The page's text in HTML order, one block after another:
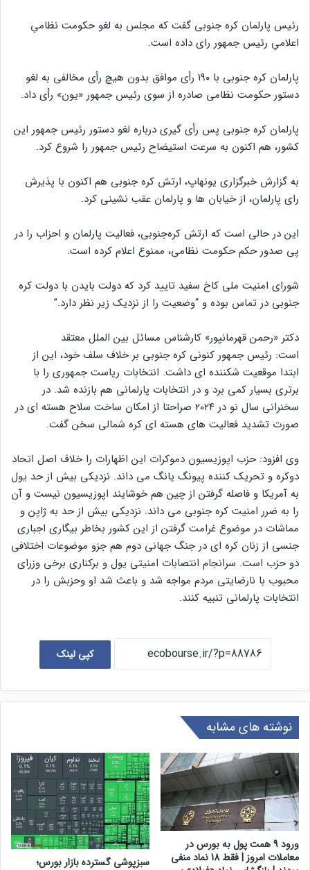
رئیس پارلمان کره جنوبی گفت که مجلس به لغو حکومت نظامیِ
اعلامیِ رئیس جمهور رای داده است.
پارلمان کره جنوبی با ۱۹۰ رأی موافق بدون هیچ رأی مخالفی به لغو
دستور حکومت نظامی صادره از سوی رئیس جمهور «یون» رأی داد.
پارلمان کره جنوبی پس رأی گیری درباره لغو دستور رئیس جمهور این
کشور، هم اکنون به سرعت استیضاح رئیس جمهور را شروع کرد.
به گزارش خبرگزاری یونهاپ، ارتش کره جنوبی هم اکنون با پذیرش
رای پارلمان، از خیابان ها و پارلمان عقب نشینی کرد.
این در حالی است که ارتش کره‌جنوبی، فعالیت پارلمان و احزاب را در
پی صدور حکم حکومت نظامی، ممنوع اعلام کرده است.
شورای امنیت ملی کاخ سفید تایید کرد که دولت بایدن با دولت کره
جنوبی در تماس بوده و “وضعیت را از نزدیک زیر نظر دارد.”
دکتر «رحمن قهرمانپور» کارشناس مسائل بین الملل معتقد
است: رئیس جمهور کنونی کره جنوبی بر خلاف سلف خود، این از
ابتدا موقعیت شکننده ای داشت. انتخابات ریاست جمهوری را با
برتری بسیار کمی برد و در انتخابات پارلمانی هم بازنده شد. در
سخنرانی سال نو در ۲۰۲۴ صراحتا از امکان ساخت سلاح هسته ای در
صورت تشدید فعالیت های هسته ای کره شمالی سخن گفت.
وی افزود: حزب اپوزیسیون دموکرات این اظهارات را خلاف اصل اتحاد
دو‌کره و تحریک کننده پیونگ یانگ می داند. نزدیکی بیش از حد یول
به آمریکا و فاصله گرفتن از چین هم خوشایند اپوزیسیون نیست و آن
را به ضرر امنیت کره جنوبی می داند. نزدیکی بیش از حد به ژاپن‌ و‌
مماشات در موضوع غرامت گرفتن از این کشور بخاطر بیگاری اجباری
جنسی از زنان‌ کره ای در جنگ جهانی دوم هم جزو موضوعات اختلافی
دو حزب است. سرانجام انتصابات امنیتی یول و برکناری برخی وزرای
محبوب با نارضایتی مردم مواجه شد و باعث شد او و‌حزبش را در
انتخابات پارلمانی تنبیه کنند.
کپی لینک
نوشته های مشابه
ورود 9 همت پول به بورس در
معاملات امروز | فقط 18 نماد منفی
سبزپوشی گسترده بازار بورس؛